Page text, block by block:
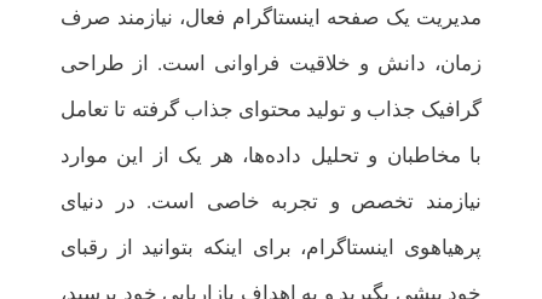
مدیریت یک صفحه اینستاگرام فعال، نیازمند صرف
زمان، دانش و خلاقیت فراوانی است. از طراحی
گرافیک جذاب و تولید محتوای جذاب گرفته تا تعامل
با مخاطبان و تحلیل داده‌ها، هر یک از این موارد
نیازمند تخصص و تجربه خاصی است. در دنیای
پرهیاهوی اینستاگرام، برای اینکه بتوانید از رقبای
خود پیشی بگیرید و به اهداف بازاریابی خود برسید،